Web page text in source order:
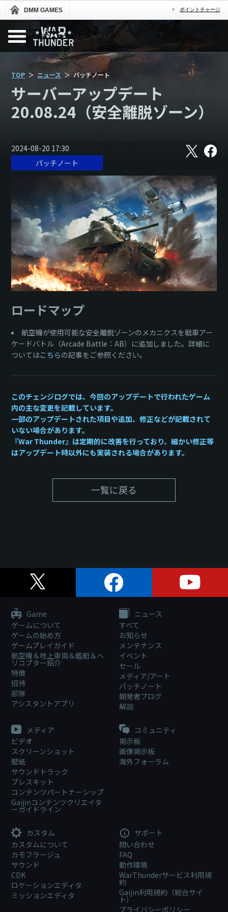
DMM GAMES ポイントチャージ
TOP ニュース パッチノート
サーバーアップデート
20.08.24（安全離脱ゾーン）
2024-08-20 17:30 X フ
ェ
ス
ブ
ッ
ク
パッチノート
ロードマップ
航空機が使用可能な安全離脱ゾーンのメカニクスを戦車アー
ケードバトル（Arcade Battle：AB）に追加しました。詳細に
ついてはこちらの記事をご参照ください。
このチェンジログでは、今回のアップデートで行われたゲーム
内の主な変更を記載しています。
一部のアップデートされた項目や追加、修正などが記載されて
いない場合があります。
『War Thunder』は定期的に改善を行っており、細かい修正等
はアップデート時以外にも実装される場合があります。
一覧に戻る
Game
ゲームについて
ゲームの始め方
ゲームプレイガイド
航空機＆地上車両＆艦艇＆ヘ
リコプター紹介
特徴
招待
部隊
アシスタントアプリ
ニュース
すべて
お知らせ
メンテナンス
イベント
セール
メディア/アート
パッチノート
開発者ブログ
解説
メディア
ビデオ
スクリーンショット
壁紙
サウンドトラック
プレスキット
コンテンツパートナーシップ
Gaijinコンテンツクリエイタ
ーガイドライン
コミュニティ
掲示板
画像掲示板
海外フォーラム
カスタム
カスタムについて
カモフラージュ
サウンド
CDK
ロケーションエディタ
ミッションエディタ
サポート
問い合わせ
FAQ
動作環境
WarThunderサービス利用規
約
Gaijin利用規約（総合サイ
ト）
プライバシーポリシー